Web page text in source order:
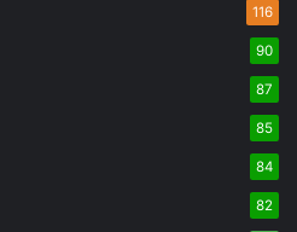
116
90
87
85
84
82